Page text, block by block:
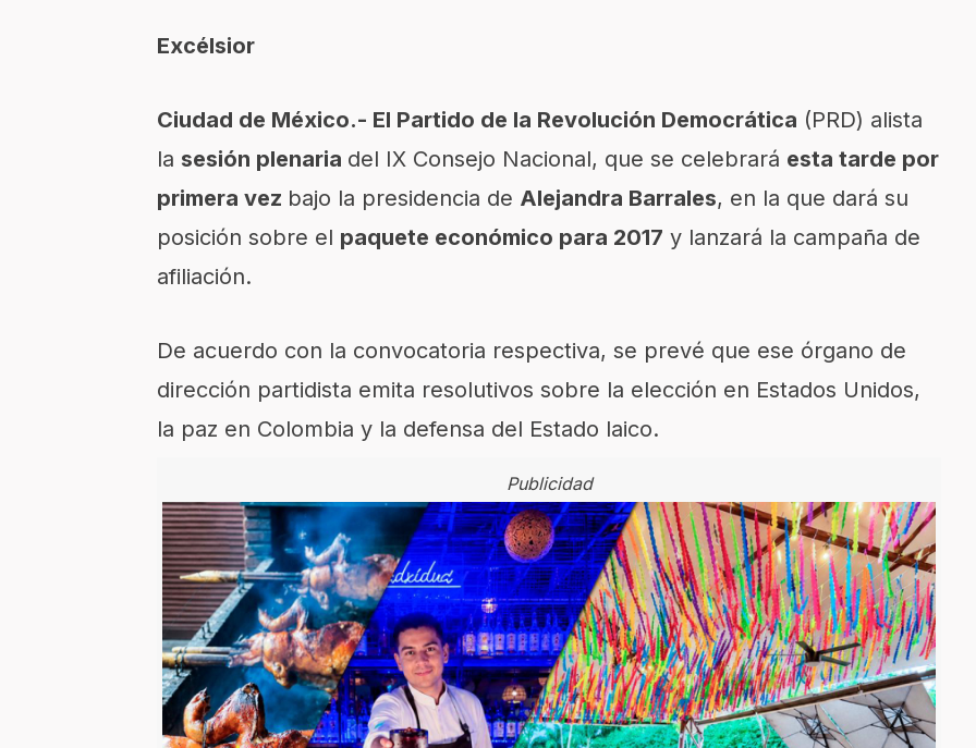
Excélsior
Ciudad de México.- El Partido de la Revolución Democrática (PRD) alista
la sesión plenaria del IX Consejo Nacional, que se celebrará esta tarde por
primera vez bajo la presidencia de Alejandra Barrales, en la que dará su
posición sobre el paquete económico para 2017 y lanzará la campaña de
afiliación.
De acuerdo con la convocatoria respectiva, se prevé que ese órgano de
dirección partidista emita resolutivos sobre la elección en Estados Unidos,
la paz en Colombia y la defensa del Estado laico.
Publicidad